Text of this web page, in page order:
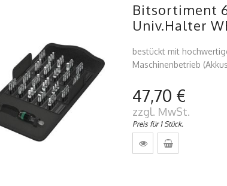
Bitsortiment
Univ.Halter
bestückt mit
Maschinenbetrieb
47,70 €
zzgl. MwSt.
Preis für 1 Stück.